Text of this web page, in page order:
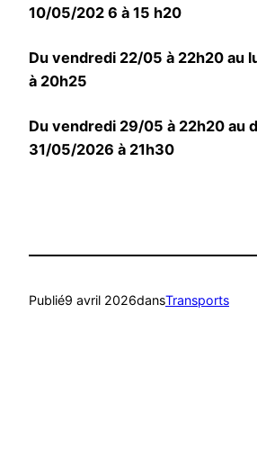
10/05/202 6 à 15 h20
Du vendredi 22/05 à 22h20 au
à 20h25
Du vendredi 29/05 à 22h20 au
31/05/2026 à 21h30
Publié9 avril 2026dansTransports